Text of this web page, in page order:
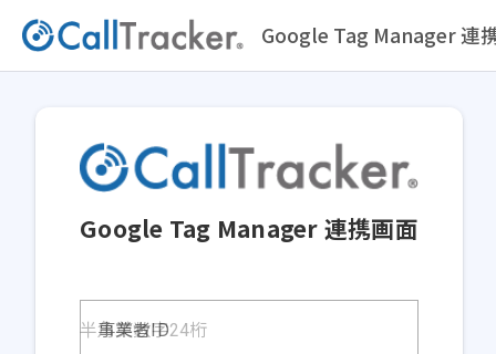
Google Tag Manager 連
Google Tag Manager 連携画面
事業者ID